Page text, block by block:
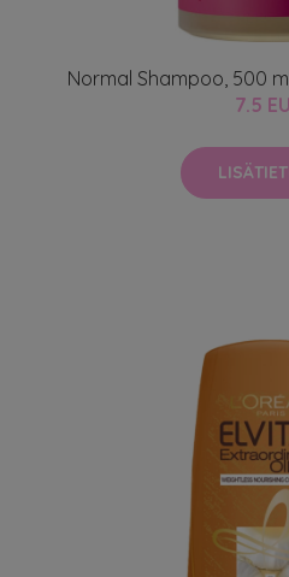
Normal Shampoo, 500
7.5